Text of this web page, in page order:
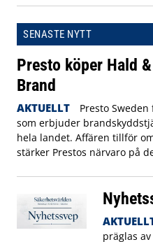
SENASTE NYTT
Presto köper Hald
Brand
AKTUELLT
Presto
som erbjuder
hela landet. Affären tillför
stärker Prestos närvaro på
präglas